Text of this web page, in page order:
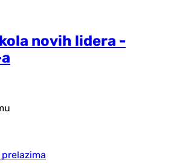
novih lidera -